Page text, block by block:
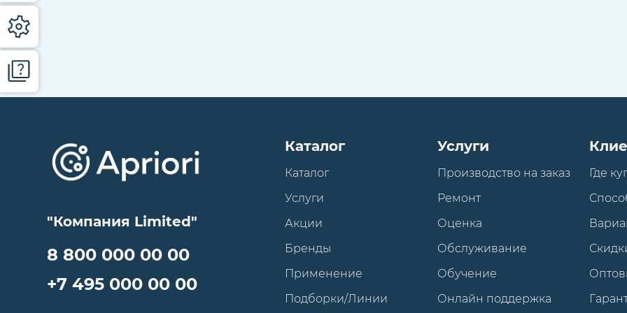
"Компания Limited"
8 800 000 00 00
+7 495 000 00 00
Каталог
Каталог
Услуги
Акции
Бренды
Применение
Подборки/Линии
Услуги
Производство на заказ
Ремонт
Оценка
Обслуживание
Обучение
Онлайн поддержка
Где